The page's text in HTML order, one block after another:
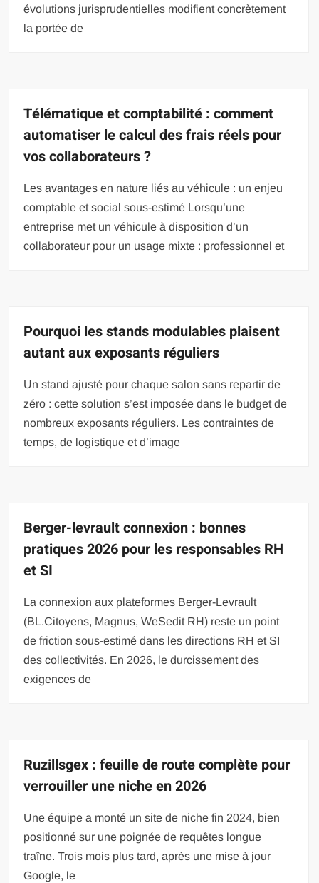
évolutions jurisprudentielles modifient concrètement
la portée de
Télématique et comptabilité : comment
automatiser le calcul des frais réels pour
vos collaborateurs ?
Les avantages en nature liés au véhicule : un enjeu
comptable et social sous-estimé Lorsqu’une
entreprise met un véhicule à disposition d’un
collaborateur pour un usage mixte : professionnel et
Pourquoi les stands modulables plaisent
autant aux exposants réguliers
Un stand ajusté pour chaque salon sans repartir de
zéro : cette solution s’est imposée dans le budget de
nombreux exposants réguliers. Les contraintes de
temps, de logistique et d’image
Berger-levrault connexion : bonnes
pratiques 2026 pour les responsables RH
et SI
La connexion aux plateformes Berger-Levrault
(BL.Citoyens, Magnus, WeSedit RH) reste un point
de friction sous-estimé dans les directions RH et SI
des collectivités. En 2026, le durcissement des
exigences de
Ruzillsgex : feuille de route complète pour
verrouiller une niche en 2026
Une équipe a monté un site de niche fin 2024, bien
positionné sur une poignée de requêtes longue
traîne. Trois mois plus tard, après une mise à jour
Google, le